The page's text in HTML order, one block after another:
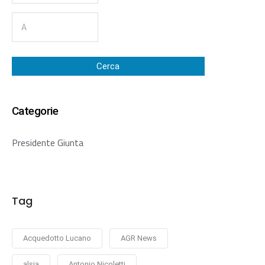
Cerca
Categorie
Presidente Giunta
Tag
Acquedotto Lucano AGR News